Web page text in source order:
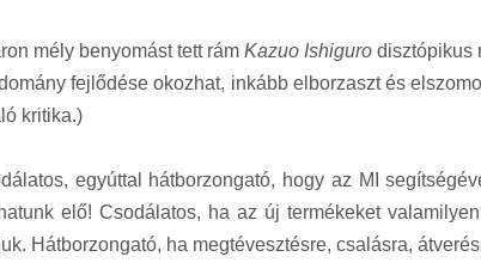
mély benyomást tett rám Kazuo Ishiguro disztópikus
fejlődése okozhat, inkább elborzaszt és
kritika.)
egyúttal hátborzongató, hogy az MI
elő! Csodálatos, ha az új termékeket
Hátborzongató, ha megtévesztésre, csalásra,